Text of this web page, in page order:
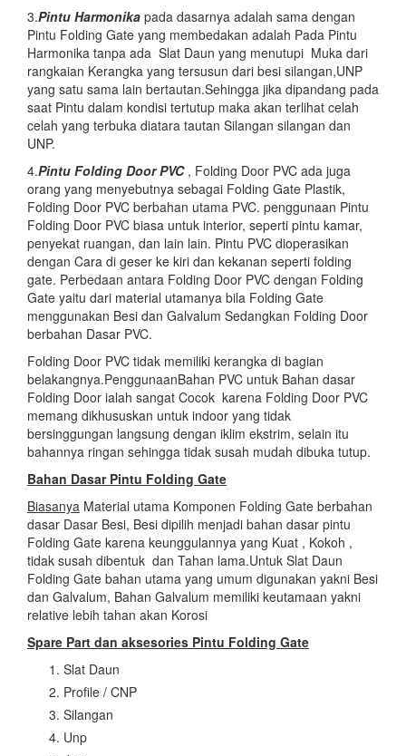
3.Pintu Harmonika pada dasarnya adalah sama dengan
Pintu Folding Gate yang membedakan adalah Pada Pintu
Harmonika tanpa ada Slat Daun yang menutupi Muka dari
rangkaian Kerangka yang tersusun dari besi silangan,UNP
yang satu sama lain bertautan.Sehingga jika dipandang pada
saat Pintu dalam kondisi tertutup maka akan terlihat celah
celah yang terbuka diatara tautan Silangan silangan dan
UNP.
4.Pintu Folding Door PVC, Folding Door PVC ada juga
orang yang menyebutnya sebagai Folding Gate Plastik,
Folding Door PVC berbahan utama PVC. penggunaan Pintu
Folding Door PVC biasa untuk interior, seperti pintu kamar,
penyekat ruangan, dan lain lain. Pintu PVC dioperasikan
dengan Cara di geser ke kiri dan kekanan seperti folding
gate. Perbedaan antara Folding Door PVC dengan Folding
Gate yaitu dari material utamanya bila Folding Gate
menggunakan Besi dan Galvalum Sedangkan Folding Door
berbahan Dasar PVC.
Folding Door PVC tidak memiliki kerangka di bagian
belakangnya.PenggunaanBahan PVC untuk Bahan dasar
Folding Door ialah sangat Cocok karena Folding Door PVC
memang dikhususkan untuk indoor yang tidak
bersinggungan langsung dengan iklim ekstrim, selain itu
bahannya ringan sehingga tidak susah mudah dibuka tutup.
Bahan Dasar Pintu Folding Gate
Biasanya Material utama Komponen Folding Gate berbahan
dasar Dasar Besi, Besi dipilih menjadi bahan dasar pintu
Folding Gate karena keunggulannya yang Kuat , Kokoh ,
tidak susah dibentuk dan Tahan lama.Untuk Slat Daun
Folding Gate bahan utama yang umum digunakan yakni Besi
dan Galvalum, Bahan Galvalum memiliki keutamaan yakni
relative lebih tahan akan Korosi
Spare Part dan aksesories Pintu Folding Gate
Slat Daun
Profile / CNP
Silangan
Unp